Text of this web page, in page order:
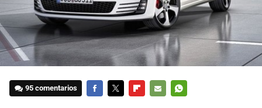
95 comentarios